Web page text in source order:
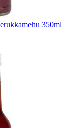
350ml